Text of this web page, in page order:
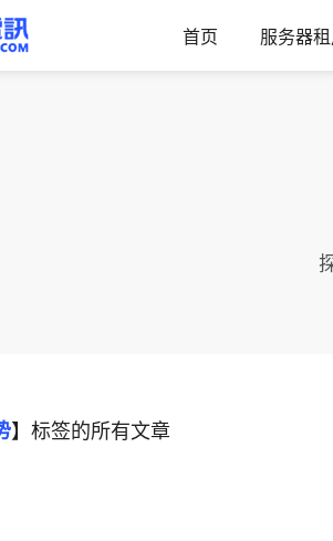
首页 服务器
】标签的所有文章